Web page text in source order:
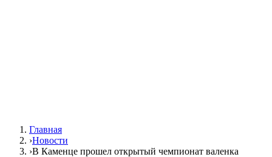
Главная
›Новости
›В Каменце прошел открытый чемпионат валенка